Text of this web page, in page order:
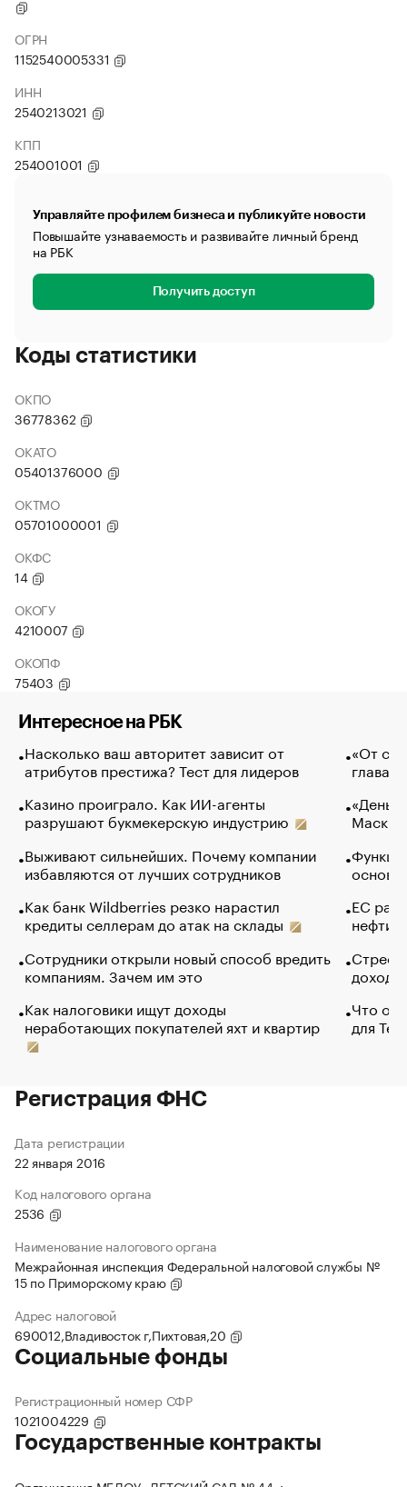
ОГРН
1152540005331
ИНН
2540213021
КПП
254001001
Управляйте профилем бизнеса и публикуйте новости
Повышайте узнаваемость и развивайте личный бренд
на РБК
Получить доступ
Коды статистики
ОКПО
36778362
ОКАТО
05401376000
ОКТМО
05701000001
ОКФС
14
ОКОГУ
4210007
ОКОПФ
75403
Интересное на РБК
Насколько ваш авторитет зависит от
атрибутов престижа? Тест для лидеров
Казино проиграло. Как ИИ-агенты
разрушают букмекерскую индустрию
Выживают сильнейших. Почему компании
избавляются от лучших сотрудников
Как банк Wildberries резко нарастил
кредиты селлерам до атак на склады
Сотрудники открыли новый способ вредить
компаниям. Зачем им это
Как налоговики ищут доходы
неработающих покупателей яхт и квартир
«От
глава
Маск в
основ
ЕС
нефти
Что
для
Регистрация ФНС
Дата регистрации
22 января 2016
Код налогового органа
2536
Наименование налогового органа
Межрайонная инспекция Федеральной налоговой службы №
15 по Приморскому краю
Адрес налоговой
690012,Владивосток г,Пихтовая,20
Социальные фонды
Регистрационный номер СФР
1021004229
Государственные контракты